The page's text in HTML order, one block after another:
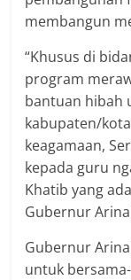
membangun
“Khusus di
program
bantuan hibah
kabupaten/
keagamaan,
kepada guru
Khatib yang
Gubernur
Gubernur
untuk